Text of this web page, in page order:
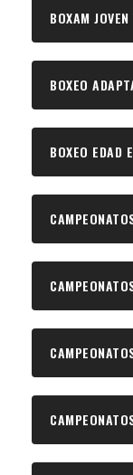
BOXAM
BOXEO
BOXEO EDAD